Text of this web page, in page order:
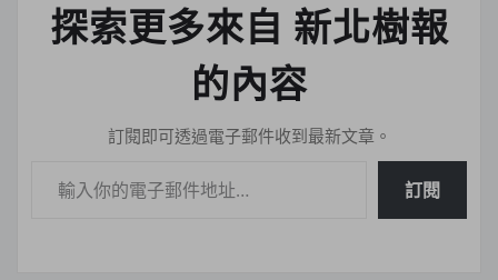
探索更多來自 新北樹報
的內容
訂閱即可透過電子郵件收到最新文章。
訂閱